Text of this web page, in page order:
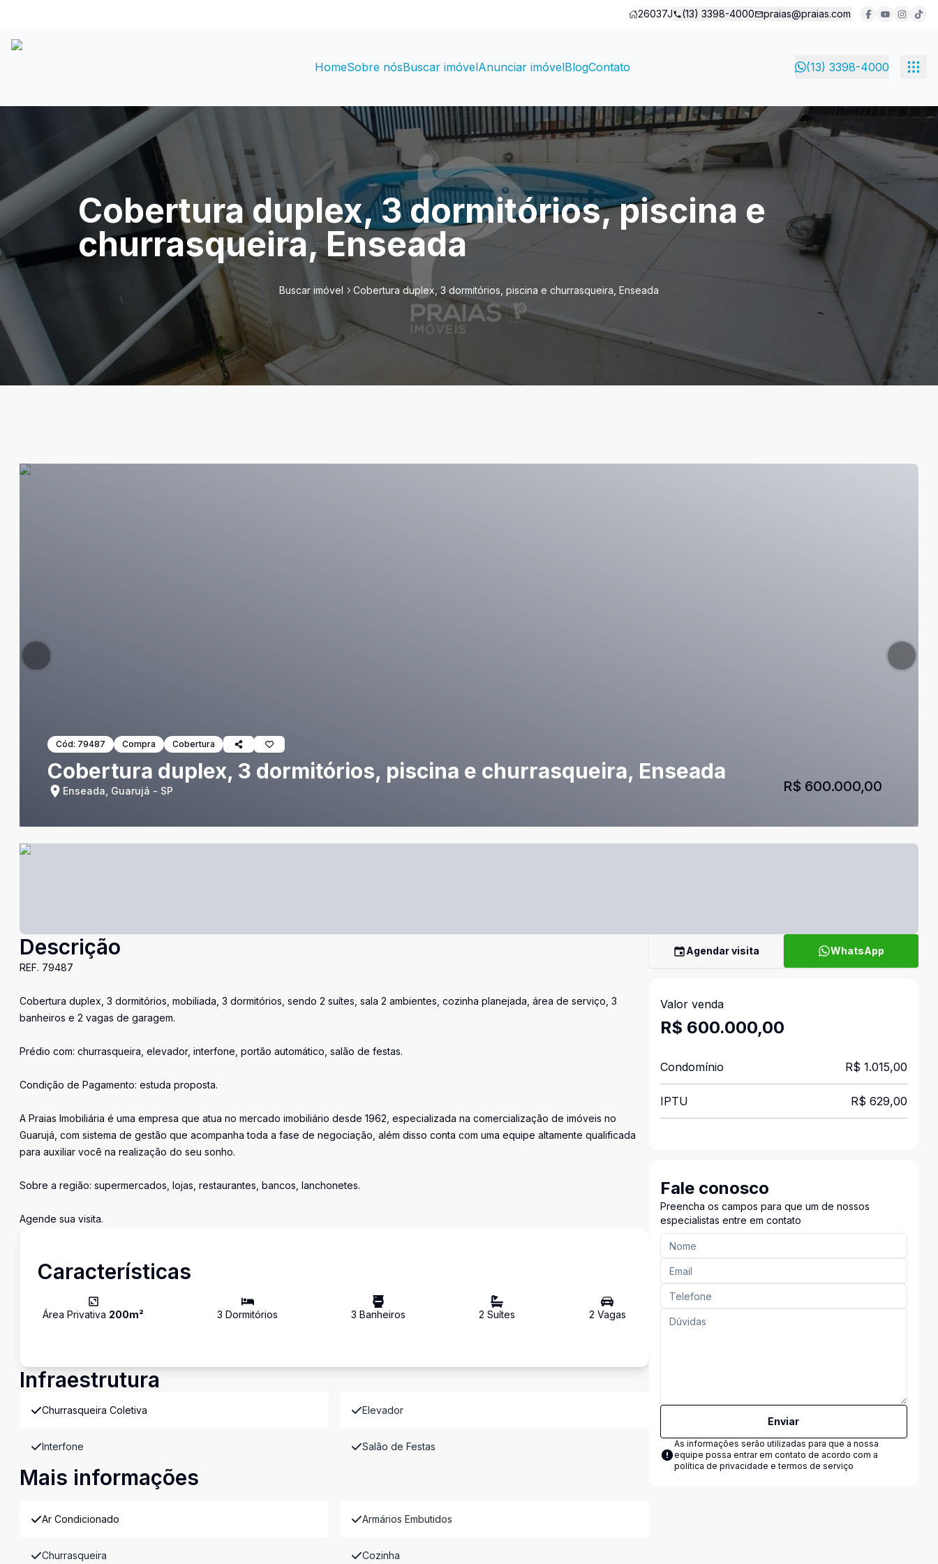
26037J (13) 3398-4000 praias@praias.com
HomeSobre nósBuscar imóvelAnunciar imóvelBlogContato (13) 3398-4000
Cobertura duplex, 3 dormitórios, piscina e
churrasqueira, Enseada
Buscar imóvel Cobertura duplex, 3 dormitórios, piscina e churrasqueira, Enseada
Cód: 79487 Compra Cobertura
Cobertura duplex, 3 dormitórios, piscina e churrasqueira, Enseada
Enseada, Guarujá - SP R$ 600.000,00
Descrição
REF. 79487
Cobertura duplex, 3 dormitórios, mobiliada, 3 dormitórios, sendo 2 suítes, sala 2 ambientes, cozinha planejada, área de serviço, 3
banheiros e 2 vagas de garagem.
Prédio com: churrasqueira, elevador, interfone, portão automático, salão de festas.
Condição de Pagamento: estuda proposta.
A Praias Imobiliária é uma empresa que atua no mercado imobiliário desde 1962, especializada na comercialização de imóveis no
Guarujá, com sistema de gestão que acompanha toda a fase de negociação, além disso conta com uma equipe altamente qualificada
para auxiliar você na realização do seu sonho.
Sobre a região: supermercados, lojas, restaurantes, bancos, lanchonetes.
Agende sua visita.
Características
Área Privativa 200m² 3 Dormitórios 3 Banheiros 2 Suítes 2 Vagas
Infraestrutura
Churrasqueira Coletiva Elevador
Interfone Salão de Festas
Mais informações
Ar Condicionado Armários Embutidos
Churrasqueira Cozinha
Agendar visita WhatsApp
Valor venda
R$ 600.000,00
Condomínio R$ 1.015,00
IPTU R$ 629,00
Fale conosco
Preencha os campos para que um de nossos
especialistas entre em contato
Enviar
As informações serão utilizadas para que a nossa
equipe possa entrar em contato de acordo com a
política de privacidade e termos de serviço